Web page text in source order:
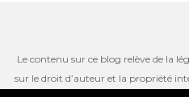
Le contenu sur ce blog relève de la
sur le droit d’auteur et la propriété